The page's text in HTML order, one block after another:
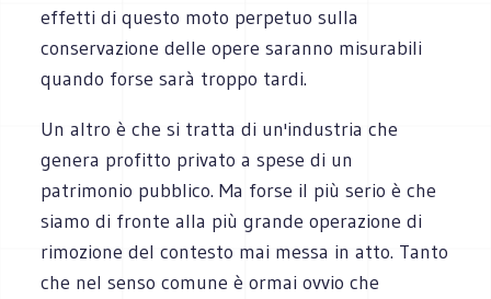
effetti di questo moto perpetuo sulla
conservazione delle opere saranno misurabili
quando forse sarà troppo tardi.
Un altro è che si tratta di un'industria che
genera profitto privato a spese di un
patrimonio pubblico. Ma forse il più serio è che
siamo di fronte alla più grande operazione di
rimozione del contesto mai messa in atto. Tanto
che nel senso comune è ormai ovvio che